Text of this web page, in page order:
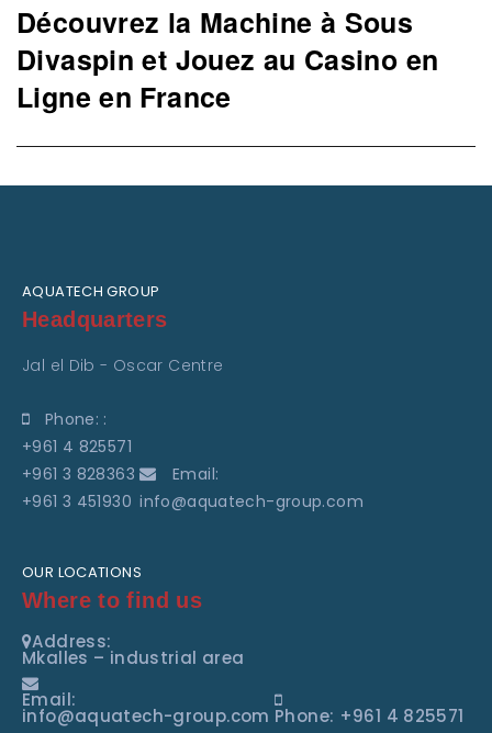
Next
post:
Découvrez la Machine à Sous
Divaspin et Jouez au Casino en
Ligne en France
AQUATECH GROUP
Headquarters
Jal el Dib - Oscar Centre
Phone: :
+961 4 825571
+961 3 828363
+961 3 451930
Email:
info@aquatech-group.com
OUR LOCATIONS
Where to find us
Address:
Mkalles – industrial area
Email:
info@aquatech-group.com Phone: +961 4 825571